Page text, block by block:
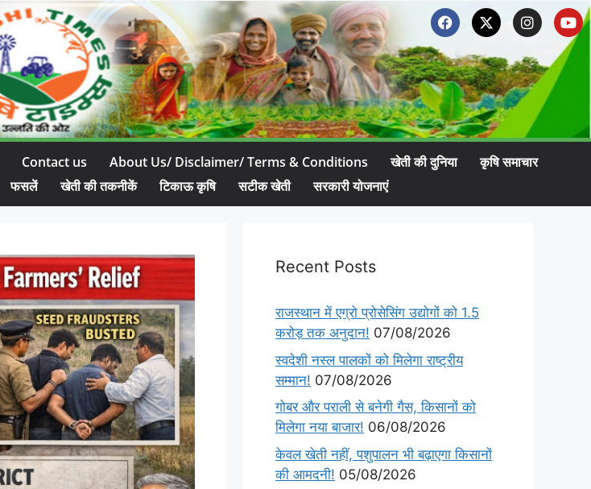
Contact us About Us/ Disclaimer/ Terms & Conditions खेती की दुनिया
कृषि समाचार
फसलें खेती की तकनीकें टिकाऊ कृषि सटीक खेती सरकारी योजनाएं
Recent Posts
राजस्थान में एग्रो प्रोसेसिंग उद्योगों को 1.5
करोड़ तक अनुदान! 07/08/2026
स्वदेशी नस्ल पालकों को मिलेगा राष्ट्रीय
सम्मान! 07/08/2026
गोबर और पराली से बनेगी गैस, किसानों को
मिलेगा नया बाजार! 06/08/2026
केवल खेती नहीं, पशुपालन भी बढ़ाएगा किसानों
की आमदनी! 05/08/2026